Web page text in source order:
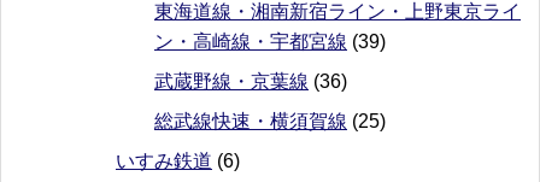
東海道線・湘南新宿ライン・上野東京ライ
ン・高崎線・宇都宮線 (39)
武蔵野線・京葉線 (36)
総武線快速・横須賀線 (25)
いすみ鉄道 (6)